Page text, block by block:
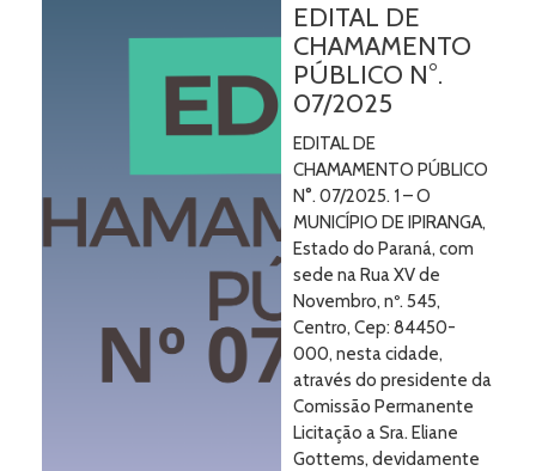
EDITAL DE
CHAMAMENTO
PÚBLICO N°.
07/2025
EDITAL DE
CHAMAMENTO PÚBLICO
N°. 07/2025. 1 – O
MUNICÍPIO DE IPIRANGA,
Estado do Paraná, com
sede na Rua XV de
Novembro, nº. 545,
Centro, Cep: 84450-
000, nesta cidade,
através do presidente da
Comissão Permanente
Licitação a Sra. Eliane
Gottems, devidamente